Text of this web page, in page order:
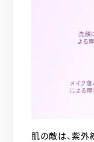
肌の敵は、紫外